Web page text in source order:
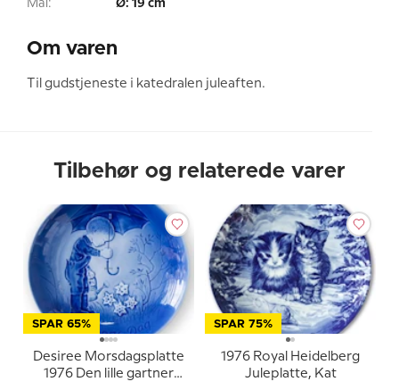
Mål: Ø: 19 cm
Om varen
Til gudstjeneste i katedralen juleaften.
Tilbehør og relaterede varer
SPAR 65%
Desiree Morsdagsplatte
1976 Den lille gartner
SPAR 75%
1976 Royal Heidelberg
Juleplatte, Kat